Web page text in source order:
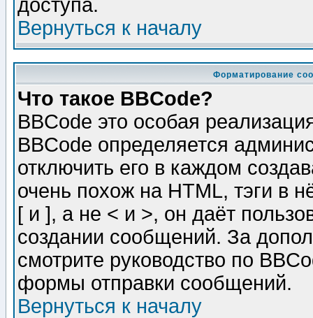
доступа.
Вернуться к началу
Форматирование
Что такое BBCode?
BBCode это особая
BBCode определяется
отключить его в каждом
очень похож на HTML, тэги в
[ и ], а не < и >, он даёт
создании сообщений. За
смотрите руководство по
формы отправки сообщений.
Вернуться к началу